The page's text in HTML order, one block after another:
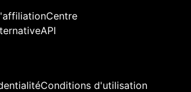
Centre
API
Conditions d'utilisation